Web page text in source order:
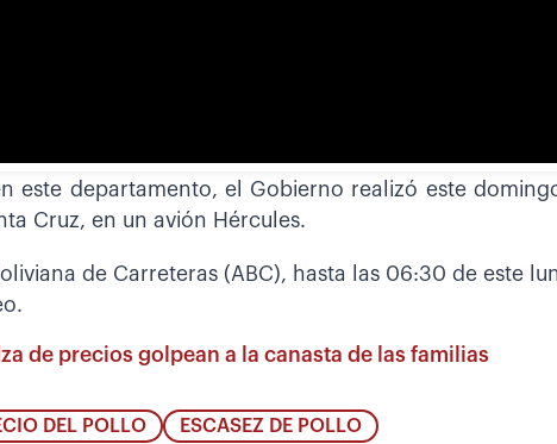
este departamento, el Gobierno realizó este
Cruz, en un avión Hércules.
de Carreteras (ABC), hasta las 06:30 de este
de precios golpean a la canasta de las familias
DEL POLLO ESCASEZ DE POLLO